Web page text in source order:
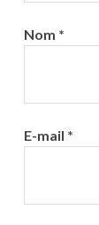
Nom *
E-mail *